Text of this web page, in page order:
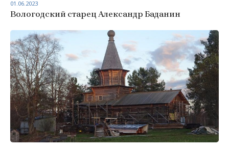
Вологодский старец Александр Баданин
01.06.2023